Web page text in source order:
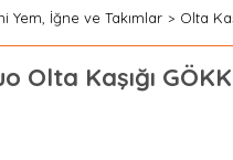
Yem, İğne ve Takımlar Olta
Olta Kaşığı